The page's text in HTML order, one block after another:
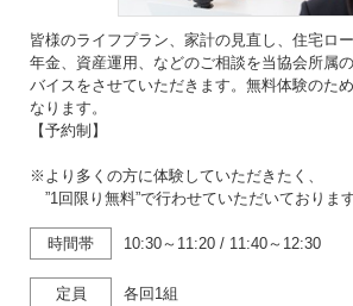
皆様のライフプラン、家計の見直し、住宅ロ
年金、資産運用、などのご相談を当協会所属
バイスをさせていただきます。無料体験のた
なります。
【予約制】
※より多くの方に体験していただきたく、
”1回限り無料”で行わせていただいております
時間帯 10:30～11:20 / 11:40～12:30
定員 各回1組